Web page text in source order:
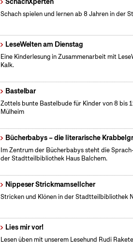
Schach spielen und lernen ab 8 Jahren in der
LeseWelten am Dienstag
Eine Kinderlesung in Zusammenarbeit mit
Kalk.
Bastelbar
Zottels bunte Bastelbude für Kinder von 8 bis
Mülheim
Bücherbabys – die literarische
Im Zentrum der Bücherbabys steht die
der Stadtteilbibliothek Haus Balchem.
Nippeser Strickmamsellcher
Stricken und Klönen in der Stadtteilbibliothek
Lies mir vor!
Lesen üben mit unserem Lesehund Rudi